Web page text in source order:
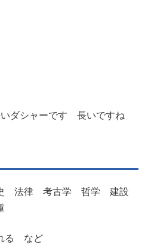
ダシャーです 長いですね
法律 考古学 哲学 建設
る など